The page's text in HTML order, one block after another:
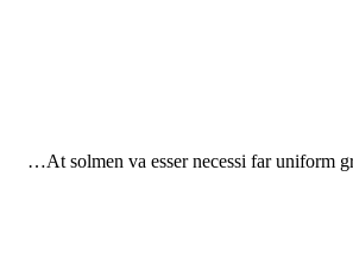
At solmen va esser necessi far uniform